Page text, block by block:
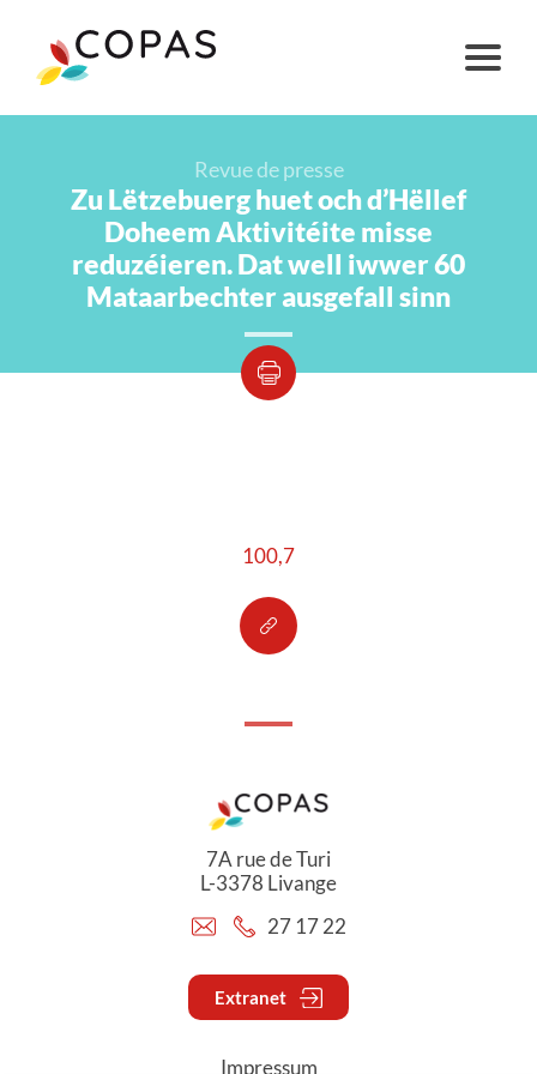
Revue de presse
Zu Lëtzebuerg huet och d’Hëllef
Doheem Aktivitéite misse
reduzéieren. Dat well iwwer 60
Mataarbechter ausgefall sinn
100,7
7A rue de Turi
L-3378 Livange
27 17 22
Extranet
Impressum